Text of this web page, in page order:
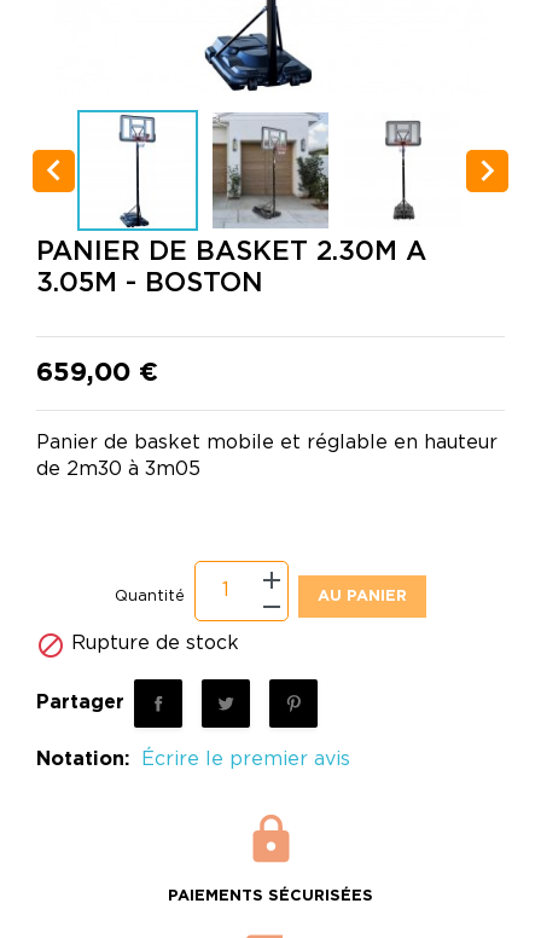
 
PANIER DE BASKET 2.30M A
3.05M - BOSTON
659,00 €
Panier de basket mobile et réglable en hauteur
de 2m30 à 3m05
Quantité AU PANIER
 Rupture de stock
Partager
Notation: Écrire le premier avis
PAIEMENTS SÉCURISÉES